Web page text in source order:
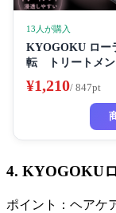
13人が購入
KYOGOKU ロー
転 トリートメ
¥1,210/ 847pt
4. KYOGOKU
ポイント：ヘアケ